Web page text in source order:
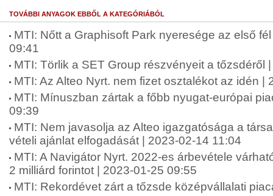
TOVÁBBI ANYAGOK EBBŐL A KATEGÓRIÁBÓL
MTI: Nőtt a Graphisoft Park nyeresége az első
09:41
MTI: Törlik a SET Group részvényeit a tőzsdéről
MTI: Az Alteo Nyrt. nem fizet osztalékot az idén |
MTI: Mínuszban zártak a főbb nyugat-európai
09:39
MTI: Nem javasolja az Alteo igazgatósága a
vételi ajánlat elfogadását | 2023-02-14 11:04
MTI: A Navigátor Nyrt. 2022-es árbevétele
2 milliárd forintot | 2023-01-25 09:55
MTI: Rekordévet zárt a tőzsde középvállalati